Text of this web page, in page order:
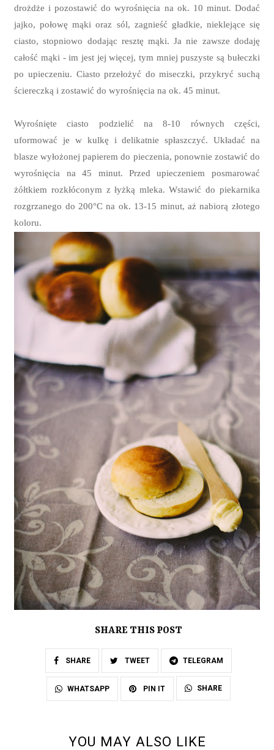
drożdże i pozostawić do wyrośnięcia na ok. 10 minut. Dodać
jajko, połowę mąki oraz sól, zagnieść gładkie, nieklejące się
ciasto, stopniowo dodając resztę mąki. Ja nie zawsze dodaję
całość mąki - im jest jej więcej, tym mniej puszyste są bułeczki
po upieczeniu. Ciasto przełożyć do miseczki, przykryć suchą
ściereczką i zostawić do wyrośnięcia na ok. 45 minut.
Wyrośnięte ciasto podzielić na 8-10 równych części,
uformować je w kulkę i delikatnie spłaszczyć. Układać na
blasze wyłożonej papierem do pieczenia, ponownie zostawić do
wyrośnięcia na 45 minut. Przed upieczeniem posmarować
żółtkiem rozkłóconym z łyżką mleka. Wstawić do piekarnika
rozgrzanego do 200°C na ok. 13-15 minut, aż nabiorą złotego
koloru.
SHARE THIS POST
SHARE TWEET TELEGRAM
WHATSAPP PIN IT SHARE
YOU MAY ALSO LIKE